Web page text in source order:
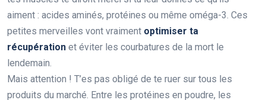
aiment : acides aminés, protéines ou même oméga-3. Ces
petites merveilles vont vraiment optimiser ta
récupération et éviter les courbatures de la mort le
lendemain.
Mais attention ! T’es pas obligé de te ruer sur tous les
produits du marché. Entre les protéines en poudre, les